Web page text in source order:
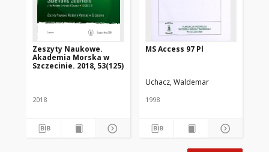
Zeszyty Naukowe.
Akademia Morska w
Szczecinie. 2018, 53(125)
2018
MS Access 97 Pl
Uchacz, Waldemar
1998